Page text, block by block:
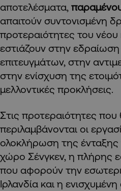
αποτελέσματα,
απαιτούν συντονισμένη
προτεραιότητες του νέου
εστιάζουν στην
επιτευγμάτων, στην
στην ενίσχυση της
μελλοντικές προκλήσεις.
Στις προτεραιότητες που
περιλαμβάνονται οι
ολοκλήρωση της
χώρο Σένγκεν, η πλήρης
που αφορούν την
Ιρλανδία και η